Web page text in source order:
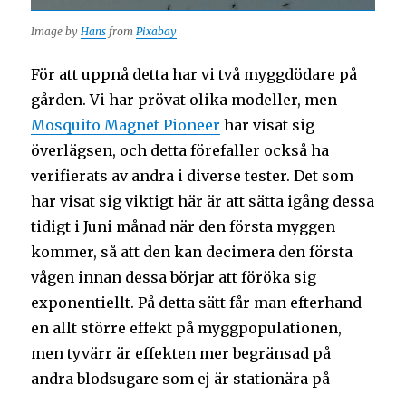
Image byHans fromPixabay
För att uppnå detta har vi två myggdödare på
gården. Vi har prövat olika modeller, men
Mosquito Magnet Pioneer har visat sig
överlägsen, och detta förefaller också ha
verifierats av andra i diverse tester. Det som
har visat sig viktigt här är att sätta igång dessa
tidigt i Juni månad när den första myggen
kommer, så att den kan decimera den första
vågen innan dessa börjar att föröka sig
exponentiellt. På detta sätt får man efterhand
en allt större effekt på myggpopulationen,
men tyvärr är effekten mer begränsad på
andra blodsugare som ej är stationära på